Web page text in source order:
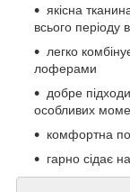
якісна
всього періоду
легко
лоферами
добре
особливих
комфортна
гарно сідає